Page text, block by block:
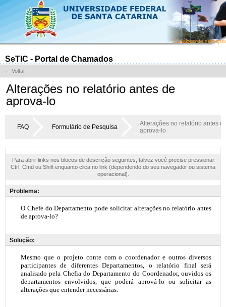
Catálogo de serviços
SeTIC - Portal de Chamados
← Voltar
Alterações no relatório antes de
aprova-lo
FAQ Formulário de Pesquisa
Alterações no relatório antes
aprova-lo
Para abrir links nos blocos de descrição seguintes, talvez você precise pressionar
Ctrl, Cmd ou Shift enquanto clica no link (dependendo do seu navegador ou sistema
operacional).
Problema:
Solução: